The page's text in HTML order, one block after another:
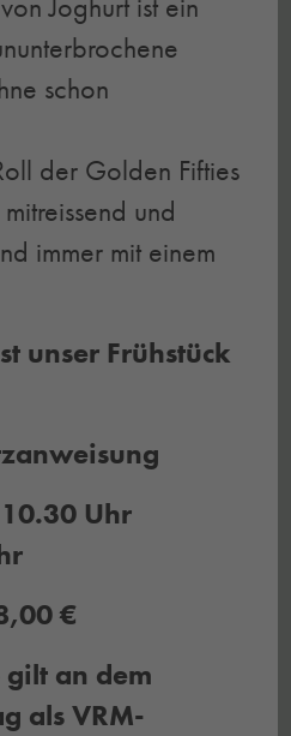
schon
der Golden Fifties
und
immer mit einem
unser Frühstück
Uhr
€
an dem
als VRM-